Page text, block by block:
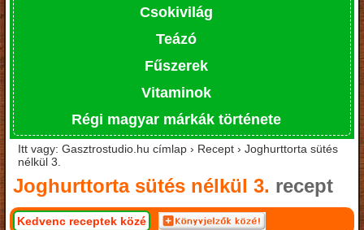
Csokivilág
Teázó
Fűszerek
Vitaminok
Régi magyar márkák története
Itt vagy: Gasztrostudio.hu címlap › Recept › Joghurttorta sütés
nélkül 3.
Joghurttorta sütés nélkül 3. recept
Kedvenc receptek közé